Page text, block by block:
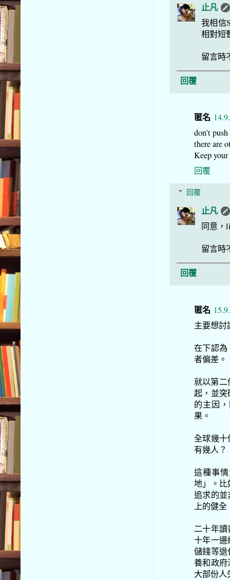
止凡
我相信
相對短
留言時
回覆
匿名
don't
there are
Keep
回覆
回覆
止凡
同意，
留言時
回覆
匿名
主要想討
在下認
者偏差。
就以第二
起，並
的主因
果。
全球幾
有幾人？
這種事
地」。
追求的
上的健全
二十年
十年一
儲錢等
養和政
大部份人